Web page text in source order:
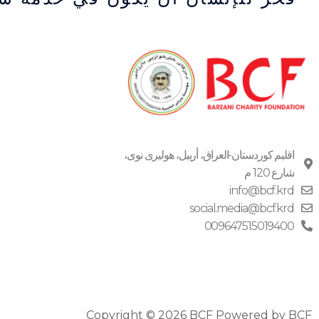
اقلیم كوردستان-العراق، أربیل، هولیری نوی،
شارع 120 م
info@bcf.krd
social.media@bcf.krd
009647515019400
Copyright © 2026 BCF Powered by BCF